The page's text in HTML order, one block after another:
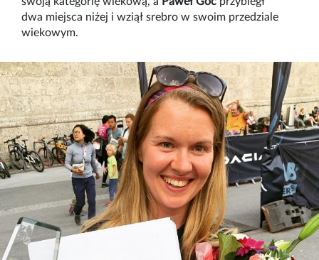
dwa miejsca niżej i wziął srebro w swoim przedziale
wiekowym.